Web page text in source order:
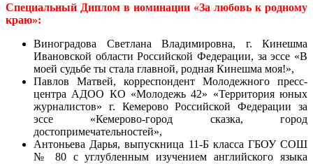
Специальный Диплом в номинации «За любовь к родному
краю»:
Виноградова Светлана Владимировна, г. Кинешма
Ивановской области Российской Федерации, за эссе «В
моей судьбе ты стала главной, родная Кинешма моя!»,
Павлов Матвей, корреспондент Молодежного пресс-
центра АДОО КО «Молодежь 42» «Территория юных
журналистов» г. Кемерово Российской Федерации за
эссе «Кемерово-город сказка, город
достопримечательностей»,
Антоньева Дарья, выпускница 11-Б класса ГБОУ СОШ
№ 80 с углубленным изучением английского языка